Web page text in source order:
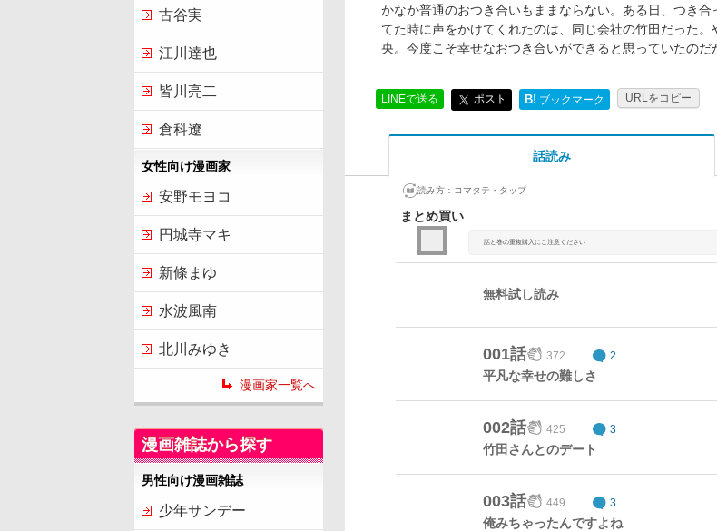
かなか普通のおつき合いもままならない。ある日、つき
てた時に声をかけてくれたのは、同じ会社の竹田だった
央。今度こそ幸せなおつき合いができると思っていたのだ
LINEで送る ポスト B! ブックマーク URLをコピー
話読み
読み方： コマタテ・タップ
まとめ買い
話と巻の重複購入にご注意ください
無料試し読み
001話 372 2
平凡な幸せの難しさ
002話 425 3
竹田さんとのデート
003話 449 3
俺みちゃったんですよね
古谷実
江川達也
皆川亮二
倉科遼
女性向け漫画家
安野モヨコ
円城寺マキ
新條まゆ
水波風南
北川みゆき
漫画家一覧へ
漫画雑誌から探す
男性向け漫画雑誌
少年サンデー